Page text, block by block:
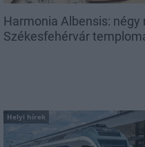
Harmonia Albensis:
Székesfehérvár
Helyi hírek